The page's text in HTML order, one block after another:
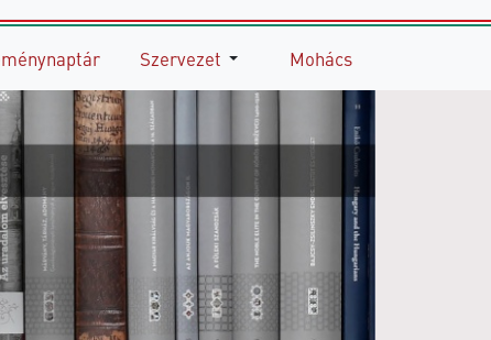
Szervezet Mohács